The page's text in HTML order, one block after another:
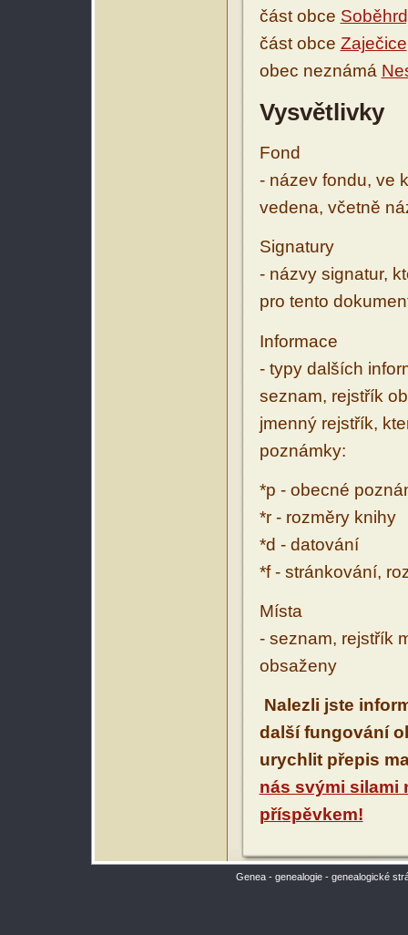
část obce
část obce Zaječice
obec neznámá
Vysvětlivky
Fond
- název fondu, ve
vedena, včetně
Signatury
- názvy signatur,
pro tento
Informace
- typy dalších
seznam, rejstřík
jmenný rejstřík,
poznámky:
*p - obecné
*r - rozměry knihy
*d - datování
*f - stránkování,
Místa
- seznam, rejstřík
obsaženy
Nalezli jste
další fungování
urychlit přepis
nás svými silami
příspěvkem!
Genea - genealogie - genealogické